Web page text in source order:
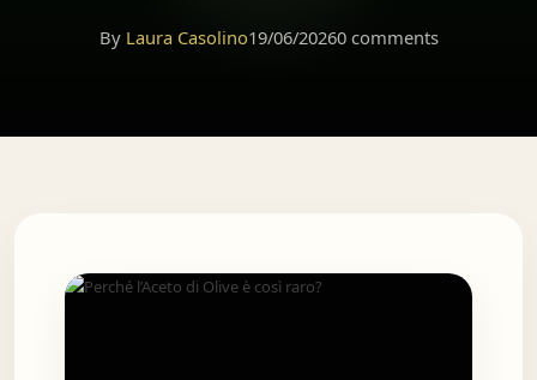
By Laura Casolino19/06/20260 comments